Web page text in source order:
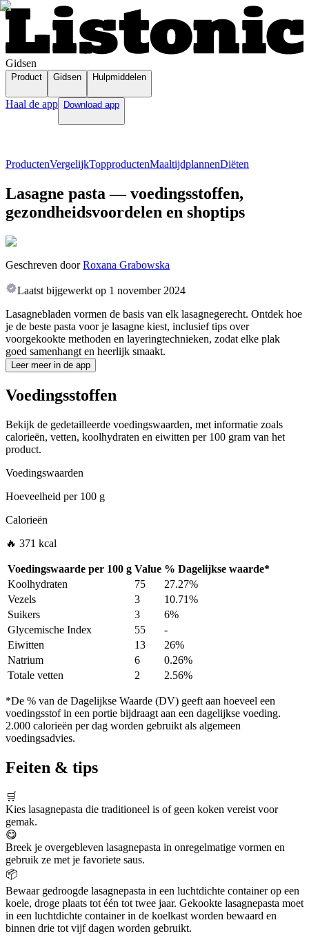
Gidsen
Product Gidsen Hulpmiddelen
Haal de app Download app
ProductenVergelijkTopproductenMaaltijdplannenDiëten
Lasagne pasta — voedingsstoffen,
gezondheidsvoordelen en shoptips
Geschreven door Roxana Grabowska
Laatst bijgewerkt op 1 november 2024
Lasagnebladen vormen de basis van elk lasagnegerecht. Ontdek hoe
je de beste pasta voor je lasagne kiest, inclusief tips over
voorgekookte methoden en layeringtechnieken, zodat elke plak
goed samenhangt en heerlijk smaakt.
Leer meer in de app
Voedingsstoffen
Bekijk de gedetailleerde voedingswaarden, met informatie zoals
calorieën, vetten, koolhydraten en eiwitten per 100 gram van het
product.
Voedingswaarden
Hoeveelheid per100 g
Calorieën
🔥 371 kcal
Voedingswaarde per 100 g Value % Dagelijkse waarde*
Koolhydraten
75
27.27%
Vezels
3
10.71%
Suikers
3
6%
Glycemische Index
55
-
Eiwitten
13
26%
Natrium
6
0.26%
Totale vetten
2 2.56%
*De % van de Dagelijkse Waarde (DV) geeft aan hoeveel een
voedingsstof in een portie bijdraagt aan een dagelijkse voeding.
2.000 calorieën per dag worden gebruikt als algemeen
voedingsadvies.
Feiten & tips
🛒
Kies lasagnepasta die traditioneel is of geen koken vereist voor
gemak.
😋
Breek je overgebleven lasagnepasta in onregelmatige vormen en
gebruik ze met je favoriete saus.
📦
Bewaar gedroogde lasagnepasta in een luchtdichte container op een
koele, droge plaats tot één tot twee jaar. Gekookte lasagnepasta moet
in een luchtdichte container in de koelkast worden bewaard en
binnen drie tot vijf dagen worden gebruikt.